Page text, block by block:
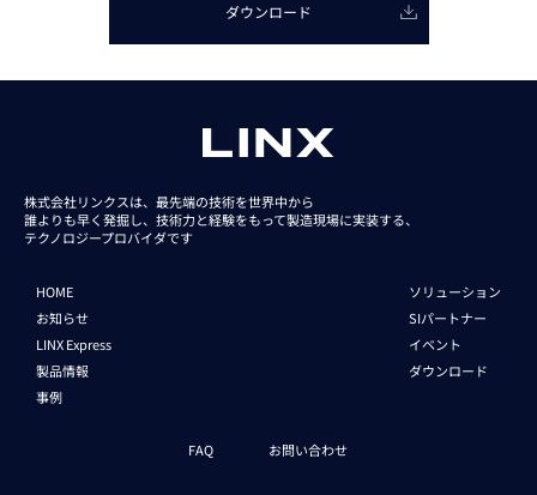
ダウンロード
株式会社リンクスは、最先端の技術を世界中から
誰よりも早く発掘し、技術力と経験をもって製造現場に実装する、
テクノロジープロバイダです
HOME
お知らせ
LINX Express
製品情報
事例
ソリューション
SIパートナー
イベント
ダウンロード
FAQ お問い合わせ